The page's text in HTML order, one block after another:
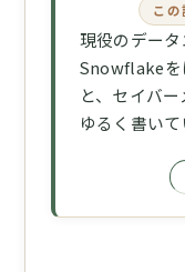
こ
現役のデータ
Snowflakeを
と、セイバ
ゆるく書いて